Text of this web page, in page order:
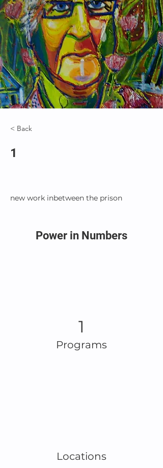
< Back
1
new work inbetween the prison
Power in Numbers
1
Programs
Locations